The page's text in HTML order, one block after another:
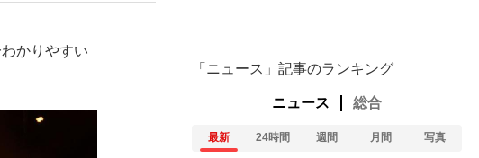
かりやすい
「ニュース」記事のランキング
ニュース 総合
最新 24時間 週間 月間 写真